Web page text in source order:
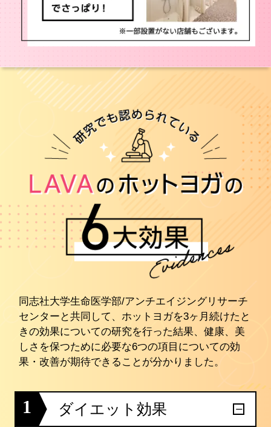
同志社大学生命医学部/アンチエイジングリサーチ
センターと共同して、ホットヨガを3ヶ月続けたと
きの効果についての研究を行った結果、健康、美
しさを保つために必要な6つの項目についての効
果・改善が期待できることが分かりました。
1 ダイエット効果